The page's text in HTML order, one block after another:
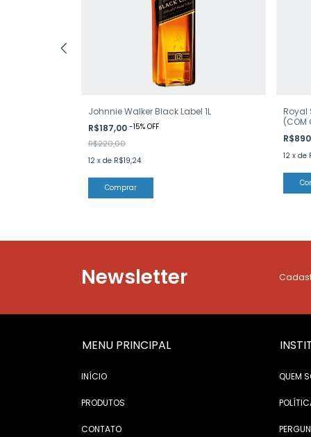
Johnnie Walker Black Label 1L
R$187,00 -15% OFF
R$220,00
12 x de R$19,24
Royal
(COM
12 xde
Newsletter
MENU PRINCIPAL
INÍCIO
PRODUTOS
CONTATO
QUEM